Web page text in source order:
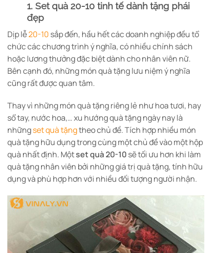
1. Set quà 20-10 tinh tế dành tặng phái
đẹp
Dịp lễ20-10 sắp đến, hầu hết các doanh nghiệp đều tổ
chức các chương trình ý nghĩa, có nhiều chính sách
hoặc lương thưởng đặc biệt dành cho nhân viên nữ.
Bên cạnh đó, những món quà tặng lưu niệm ý nghĩa
cũng rất được quan tâm.
Thay vì những món quà tặng riêng lẻ như hoa tươi, hay
sổ tay, nước hoa,… xu hướng quà tặng ngày nay là
nhữngset quà tặngtheo chủ đề. Tích hợp nhiều món
quà tặng hữu dụng trong cùng một chủ đề vào một hộp
quà nhất định. Mộtset quà 20-10sẽ tối ưu hơn khi làm
quà tặng nhân viên bởi những giá trị quà tặng, tính hữu
dụng và phù hợp hơn với nhiều đối tượng người nhận.